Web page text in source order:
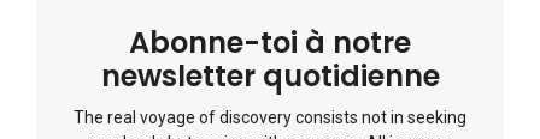
Abonne-toi à notre
newsletter quotidienne
The real voyage of discovery consists not in seeking